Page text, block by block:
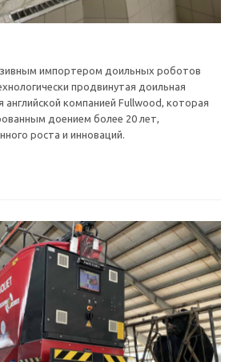
импортером доильных роботов
продвинутая доильная
английской компанией Fullwood, которая
доением более 20 лет,
роста и инноваций.